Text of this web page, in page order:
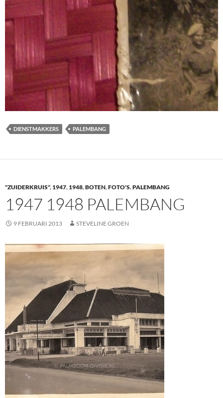
DIENSTMAKKERS PALEMBANG
"ZUIDERKRUIS", 1947, 1948,BOTEN,FOTO'S,PALEMBANG
1947 1948 PALEMBANG
9 FEBRUARI 2013 STEVELINE GROEN